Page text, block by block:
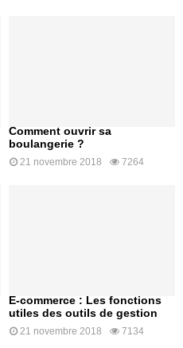
Comment ouvrir sa
boulangerie ?
21 novembre 2018 7264
E-commerce : Les fonctions
utiles des outils de gestion
21 novembre 2018 7134